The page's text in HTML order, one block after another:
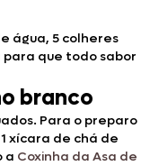
água, 5 colheres
para que todo sabor
branco
Para o preparo
xícara de chá de
a Coxinha da Asa de